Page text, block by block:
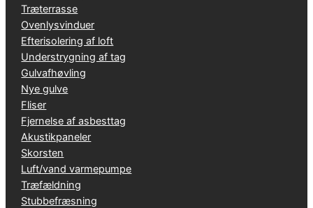
Træterrasse
Ovenlysvinduer
Efterisolering af loft
Understrygning af tag
Gulvafhøvling
Nye gulve
Fliser
Fjernelse af asbesttag
Akustikpaneler
Skorsten
Luft/vand varmepumpe
Træfældning
Stubbefræsning